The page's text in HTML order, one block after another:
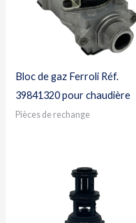
Bloc de gaz Ferroli Réf.
39841320 pour chaudière
Pièces de rechange